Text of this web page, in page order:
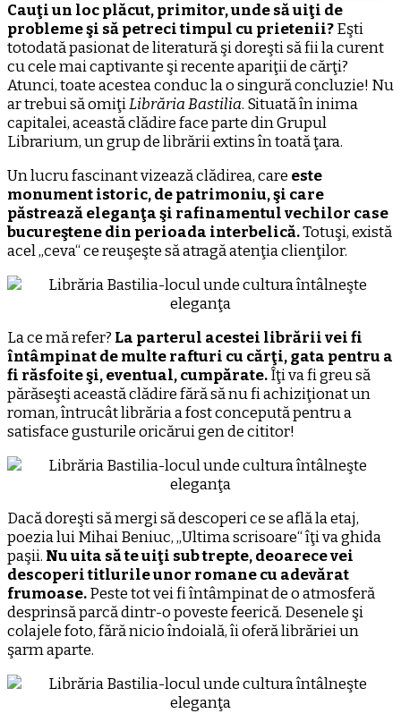
Cauţi un loc plăcut, primitor, unde să uiţi de
probleme şi să petreci timpul cu prietenii?Eşti
totodată pasionat de literatură şi doreşti să fii la curent
cu cele mai captivante şi recente apariţii de cărţi?
Atunci, toate acestea conduc la o singură concluzie! Nu
ar trebui să omiţiLibrăria Bastilia. Situată în inima
capitalei, această clădire face parte din Grupul
Librarium, un grup de librării extins în toată ţara.
Un lucru fascinant vizează clădirea, care este
monument istoric, de patrimoniu, şi care
păstrează eleganţa şi rafinamentul vechilor case
bucureştene din perioada interbelică.Totuşi, există
acel ,,ceva“ ce reuşeşte să atragă atenţia clienţilor.
La ce mă refer? La parterul acestei librării vei fi
întâmpinat de multe rafturi cu cărţi, gata pentru a
fi răsfoite şi, eventual, cumpărate.Îţi va fi greu să
părăseşti această clădire fără să nu fi achiziţionat un
roman, întrucât librăria a fost concepută pentru a
satisface gusturile oricărui gen de cititor!
Dacă doreşti să mergi să descoperi ce se află la etaj,
poezia lui Mihai Beniuc, ,,Ultima scrisoare“ îţi va ghida
paşii. Nu uita să te uiţi sub trepte, deoarece vei
descoperi titlurile unor romane cu adevărat
frumoase.Peste tot vei fi întâmpinat de o atmosferă
desprinsă parcă dintr-o poveste feerică. Desenele şi
colajele foto, fără nicio îndoială, îi oferă librăriei un
şarm aparte.